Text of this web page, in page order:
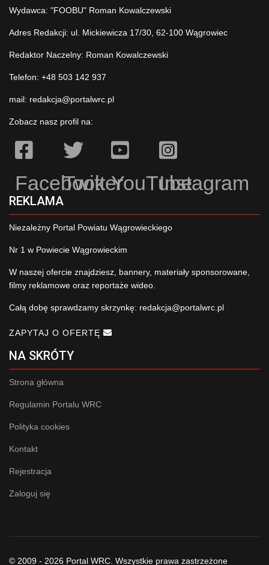
Wydawca: "FOOBU" Roman Kowalczewski
Adres Redakcji: ul. Mickiewicza 17/30, 62-100 Wągrowiec
Redaktor Naczelny: Roman Kowalczewski
Telefon: +48 503 142 937
mail: redakcja@portalwrc.pl
Zobacz nasz profil na:
Facebook
TwitterYouTubeInstagram
REKLAMA
Niezależny Portal Powiatu Wągrowieckiego
Nr 1 w Powiecie Wągrowieckim
W naszej ofercie znajdziesz, bannery, materiały sponsorowane,
filmy reklamowe oraz reportaże wideo.
Całą dobę sprawdzamy skrzynkę: redakcja@portalwrc.pl
ZAPYTAJ O OFERTĘ
NA SKRÓTY
Strona główna
Regulamin Portalu WRC
Polityka cookies
Kontakt
Rejestracja
Zaloguj się
© 2009 - 2026 Portal WRC. Wszystkie prawa zastrzeżone